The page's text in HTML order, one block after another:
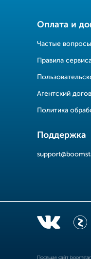
Оплата и
Частые вопросы
Правила
Агентский
Политика
Поддержка
Посещая сайт